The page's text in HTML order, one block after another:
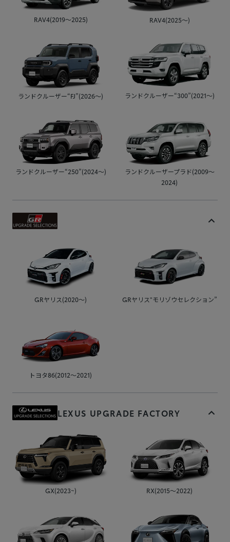
RAV4(2019～2025) RAV4(2025～)
ランドクルーザー“FJ”(2026～) ランドクルーザー“300”(2021～)
ランドクルーザー“250”(2024～)
ランドクルーザープラド(2009～
2024)
GRヤリス(2020～) GRヤリス"モリゾウセレクション”
トヨタ86(2012～2021)
LEXUS UPGRADE FACTORY
GX(2023~) RX(2015～2022)